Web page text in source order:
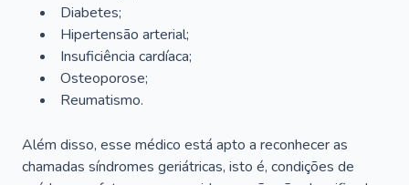
Diabetes;
Hipertensão arterial;
Insuficiência cardíaca;
Osteoporose;
Reumatismo.
Além disso, esse médico está apto a reconhecer as
chamadas síndromes geriátricas, isto é, condições de